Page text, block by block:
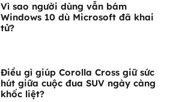
Vì sao người dùng vẫn bám
Windows 10 dù Microsoft đã khai
tử?
Điều gì giúp Corolla Cross giữ sức
hút giữa cuộc đua SUV ngày càng
khốc liệt?